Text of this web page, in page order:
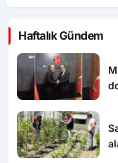
Haftalık Gündem